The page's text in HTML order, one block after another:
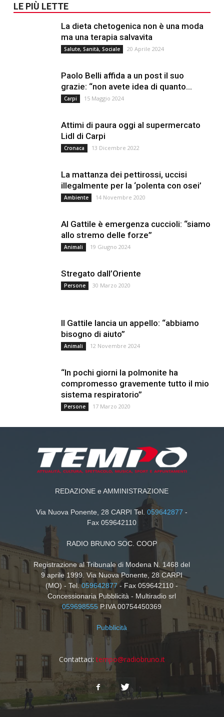
LE PIÙ LETTE
La dieta chetogenica non è una moda
ma una terapia salvavita
Salute, Sanità, Sociale 20 Aprile 2024
Paolo Belli affida a un post il suo
grazie: “non avete idea di quanto...
Carpi 15 Maggio 2024
Attimi di paura oggi al supermercato
Lidl di Carpi
Cronaca 13 Dicembre 2022
La mattanza dei pettirossi, uccisi
illegalmente per la ‘polenta con osei’
Ambiente 14 Novembre 2020
Al Gattile è emergenza cuccioli: “siamo
allo stremo delle forze”
Animali 19 Giugno 2024
Stregato dall’Oriente
Persone 30 Marzo 2020
Il Gattile lancia un appello: “abbiamo
bisogno di aiuto”
Animali 12 Novembre 2024
“In pochi giorni la polmonite ha
compromesso gravemente tutto il mio
sistema respiratorio”
Persone 17 Marzo 2020
REDAZIONE e AMMINISTRAZIONE
Via Nuova Ponente, 28 CARPI Tel.059642877 -
Fax 059642110
RADIO BRUNO SOC. COOP
Registrazione al Tribunale di Modena N. 1468 del
9 aprile 1999. Via Nuova Ponente, 28 CARPI
(MO) - Tel.059642877- Fax 059642110 -
Concessionaria Pubblicità - Multiradio srl
059698555 P.IVA 00754450369
Pubblicità
Contattaci: tempo@radiobruno.it